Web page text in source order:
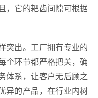
，它的耙齿间隙可根据
突出。工厂拥有专业的
个环节都严格把关，确
体系，让客户无后顾之
异的产品，在行业内树